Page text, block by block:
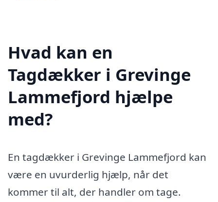
Hvad kan en
Tagdækker i Grevinge
Lammefjord hjælpe
med?
En tagdækker i Grevinge Lammefjord kan
være en uvurderlig hjælp, når det
kommer til alt, der handler om tage.